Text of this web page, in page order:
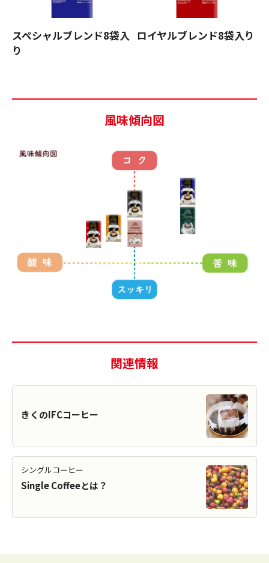
スペシャルブレンド8袋入
り
ロイヤルブレンド8袋入り
風味傾向図
関連情報
きくのIFCコーヒー
シングルコーヒー
Single Coffeeとは？